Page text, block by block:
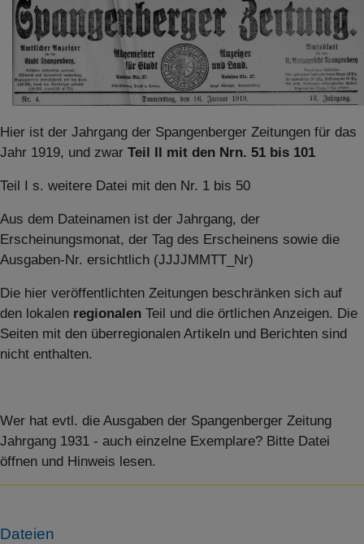
Hier ist der Jahrgang der Spangenberger Zeitungen für das
Jahr 1919, und zwar Teil II mit den Nrn. 51 bis 101
Teil I s. weitere Datei mit den Nr. 1 bis 50
Aus dem Dateinamen ist der Jahrgang, der
Erscheinungsmonat, der Tag des Erscheinens sowie die
Ausgaben-Nr. ersichtlich (JJJJMMTT_Nr)
Die hier veröffentlichten Zeitungen beschränken sich auf
den lokalen regionalen Teil und die örtlichen Anzeigen. Die
Seiten mit den überregionalen Artikeln und Berichten sind
nicht enthalten.
Wer hat evtl. die Ausgaben der Spangenberger Zeitung
Jahrgang 1931 - auch einzelne Exemplare? Bitte Datei
öffnen und Hinweis lesen.
Dateien